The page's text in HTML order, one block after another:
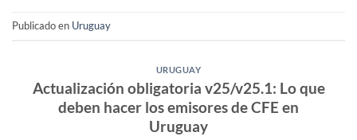
Publicado en Uruguay
URUGUAY
Actualización obligatoria v25/v25.1: Lo que
deben hacer los emisores de CFE en
Uruguay